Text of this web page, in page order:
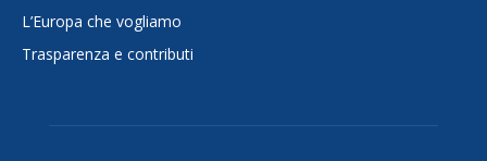
L’Europa che vogliamo
Trasparenza e contributi